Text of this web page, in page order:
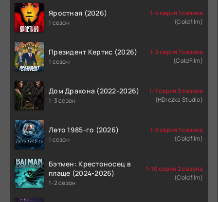
Яростная (2026)
1 сезон
1-4 серия 1 сезона
(Coldfilm)
Президент Кертис (2026)
1 сезон
1-2 серия 1 сезона
(ColdFilm)
Дом Дракона (2022-2026)
1-3 сезон
1-7 серия 3 сезона
(HDrezka Studio)
Лето 1985-го (2026)
1 сезон
1-6 серия 1 сезона
(Coldfilm)
Бэтмен: Крестоносец в
плаще (2024-2026)
1-2 сезон
1-10 серия 2 сезона
(Coldfilm)